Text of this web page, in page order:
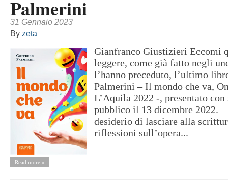
Palmerini
31 Gennaio 2023
By zeta
Gianfranco Giustizieri Eccomi
leggere, come già fatto negli
l’hanno preceduto, l’ultimo
Palmerini – Il mondo che va,
L’Aquila 2022 -, presentato con
pubblico il 13 dicembre 2022.
desiderio di lasciare alla
riflessioni sull’opera...
Read more »